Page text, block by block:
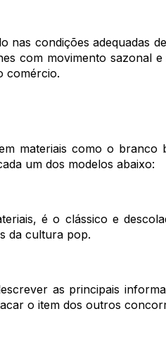
condições adequadas
com movimento sazonal
comércio.
materiais como o
um dos modelos abaixo:
é o clássico e
da cultura pop.
as principais
o item dos outros